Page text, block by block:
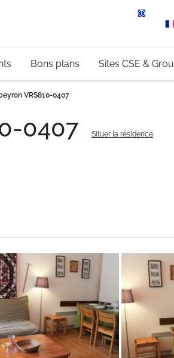
+33 (0)4 79 96 30 69
Bons plans Sites CSE &
VRS810-0407
0407 Situer la résidence